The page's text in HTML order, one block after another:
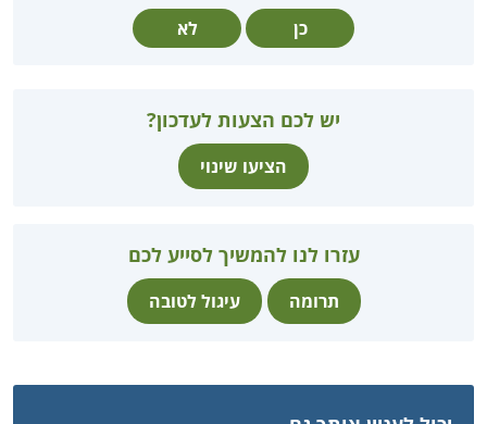
כן לא
יש לכם הצעות לעדכון?
הציעו שינוי
עזרו לנו להמשיך לסייע לכם
תרומה עיגול לטובה